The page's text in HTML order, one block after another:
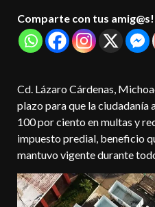
Comparte con tus amig@s!
Cd. Lázaro Cárdenas,
plazo para que la ciudadanía
100 por ciento en multas y
impuesto predial, beneficio
mantuvo vigente durante